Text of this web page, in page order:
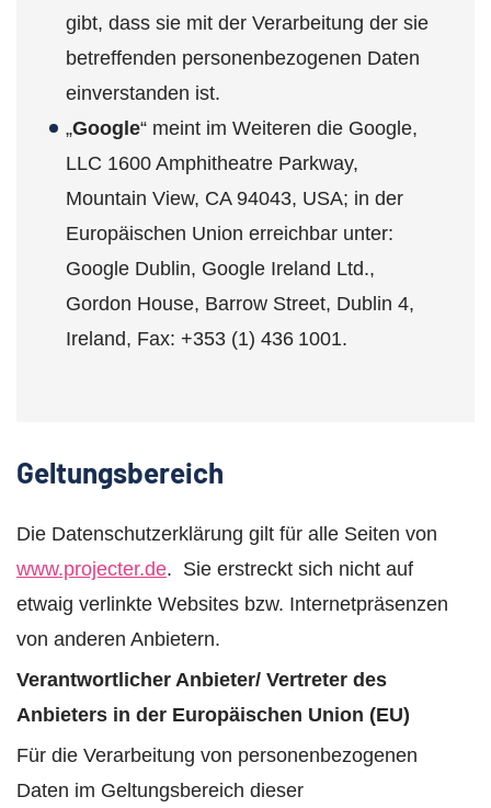
gibt, dass sie mit der Verarbeitung der sie
betreffenden personenbezogenen Daten
einverstanden ist.
„Google“ meint im Weiteren die Google,
LLC 1600 Amphitheatre Parkway,
Mountain View, CA 94043, USA; in der
Europäischen Union erreichbar unter:
Google Dublin, Google Ireland Ltd.,
Gordon House, Barrow Street, Dublin 4,
Ireland, Fax: +353 (1) 436 1001.
Geltungsbereich
Die Datenschutzerklärung gilt für alle Seiten von
www.projecter.de. Sie erstreckt sich nicht auf
etwaig verlinkte Websites bzw. Internetpräsenzen
von anderen Anbietern.
Verantwortlicher Anbieter/ Vertreter des
Anbieters in der Europäischen Union (EU)
Für die Verarbeitung von personenbezogenen
Daten im Geltungsbereich dieser